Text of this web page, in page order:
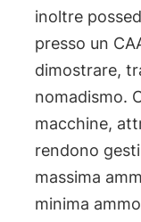
inoltre
presso un
dimostrare,
nomadismo.
macchine,
rendono
massima
minima